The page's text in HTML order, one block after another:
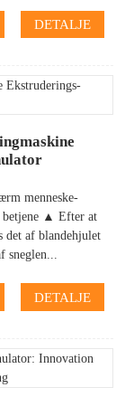
DETALJE
menneske-
betjene ▲ Efter at
det af blandehjulet
sneglen...
DETALJE